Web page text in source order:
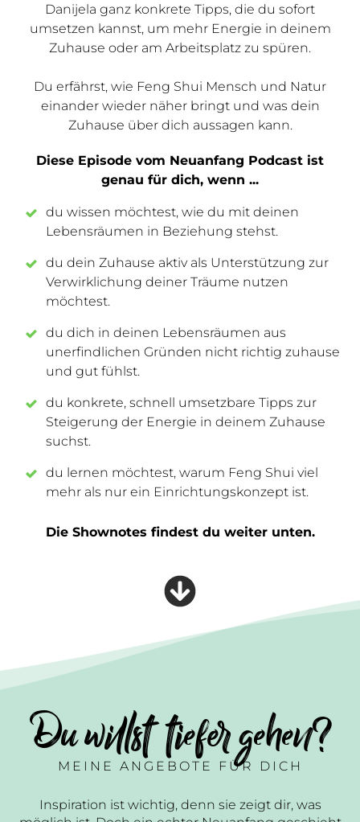
Danijela ganz konkrete Tipps, die du sofort
umsetzen kannst, um mehr Energie in deinem
Zuhause oder am Arbeitsplatz zu spüren.
Du erfährst, wie Feng Shui Mensch und Natur
einander wieder näher bringt und was dein
Zuhause über dich aussagen kann.
Diese Episode vom Neuanfang Podcast ist
genau für dich, wenn ...
du wissen möchtest, wie du mit deinen
Lebensräumen in Beziehung stehst.
du dein Zuhause aktiv als Unterstützung zur
Verwirklichung deiner Träume nutzen
möchtest.
du dich in deinen Lebensräumen aus
unerfindlichen Gründen nicht richtig zuhause
und gut fühlst.
du konkrete, schnell umsetzbare Tipps zur
Steigerung der Energie in deinem Zuhause
suchst.
du lernen möchtest, warum Feng Shui viel
mehr als nur ein Einrichtungskonzept ist.
Die Shownotes findest du weiter unten.
Du willst tiefer gehen?
MEINE ANGEBOTE FÜR DICH
Inspiration ist wichtig, denn sie zeigt dir, was